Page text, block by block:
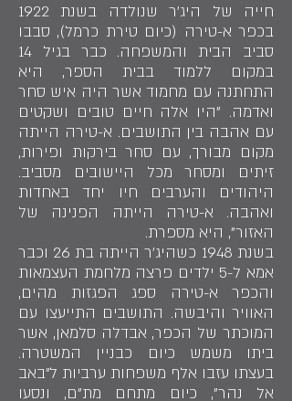
חייה של היג'ר שנולדה בשנת 1922
בכפר א-טירה (כיום טירת כרמל), סבבו
סביב הבית והמשפחה. כבר בגיל 14
במקום ללמוד בבית הספר, היא
התחתנה עם מחמוד אשר היה איש סחר
ואדמה. "היו אלה חיים טובים ושקטים
עם אהבה בין התושבים. א-טירה הייתה
מקום מבורך, עם סחר בירקות ופירות,
זיתים ומסחר מכל היישובים מסביב.
היהודים והערבים חיו יחד באחדות
ואהבה. א-טירה הייתה הפנינה של
האזור", היא מספרת.
בשנת 1948 כשהיג'ר הייתה בת 26 וכבר
אמא ל-5 ילדים פרצה מלחמת העצמאות
והכפר א-טירה ספג הפגזות מהים,
האוויר והיבשה. התושבים התייעצו עם
המוכתר של הכפר, אבדלה סלמאן, אשר
ביתו משמש כיום כבניין המשטרה.
בעצתו עזבו אלף משפחות ערביות ל"באב
אל נהר", כיום מתחם מת"ם, ונסעו